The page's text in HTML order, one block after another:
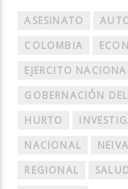
ASESINATO
COLOMBIA
EJERCITO
GOBERNACIÓN
HURTO
NACIONAL
NEIVA
REGIONAL
SALUD